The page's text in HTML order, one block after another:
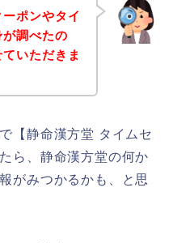
ポンやタイ
調べたの
いただきま
【静命漢方堂 タイムセ
ら、静命漢方堂の何か
がみつかるかも、と思